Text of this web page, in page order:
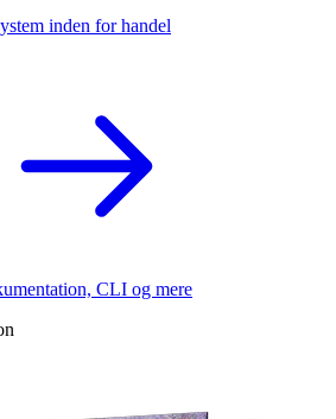
inden for handel
CLI og mere